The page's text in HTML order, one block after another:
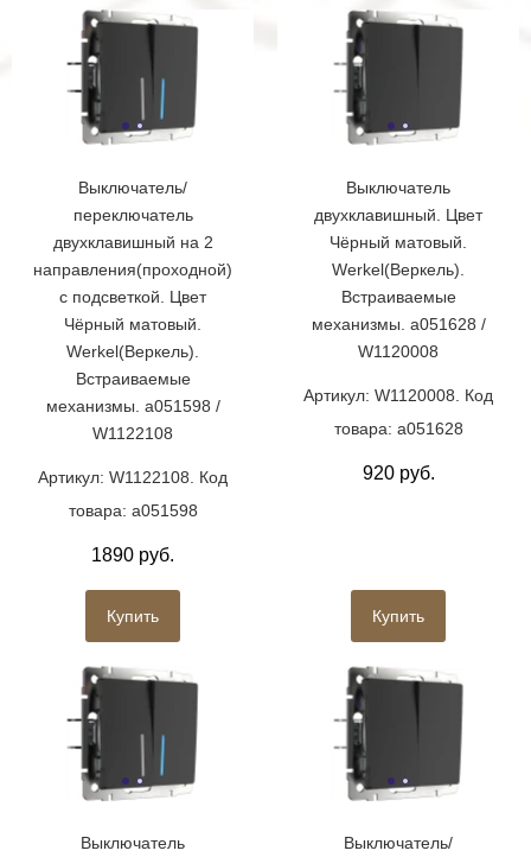
Выключатель/
переключатель
двухклавишный на 2
направления(проходной)
с подсветкой. Цвет
Чёрный матовый.
Werkel(Веркель).
Встраиваемые
механизмы. a051598 /
W1122108
Артикул: W1122108. Код
товара: a051598
1890 руб.
Купить
Выключатель
двухклавишный. Цвет
Чёрный матовый.
Werkel(Веркель).
Встраиваемые
механизмы. a051628 /
W1120008
Артикул: W1120008. Код
товара: a051628
920 руб.
Купить
Выключатель
Выключатель/